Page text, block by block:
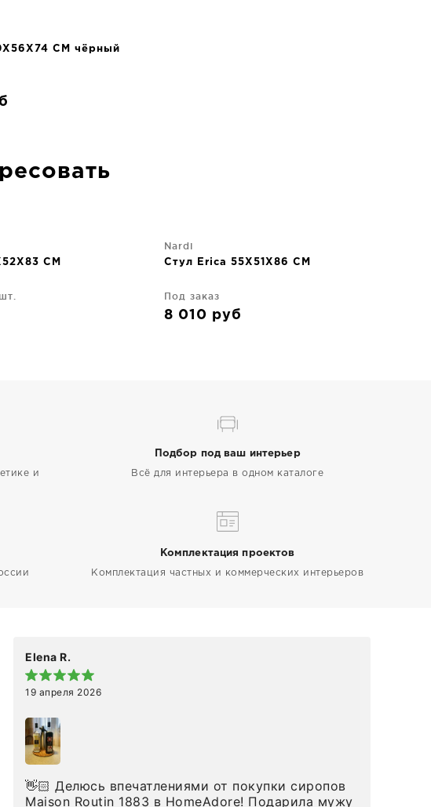
CM чёрный
CM
Nardi
Стул Erica 55X51X86 CM
Под заказ
8 010 руб
и
Подбор под ваш интерьер
Всё для интерьера в одном каталоге
Комплектация проектов
Комплектация частных и коммерческих интерьеров
Elena R.
19 апреля 2026
👋🏻 Делюсь впечатлениями от покупки сиропов
Maison Routin 1883 в HomeAdore! Подарила мужу